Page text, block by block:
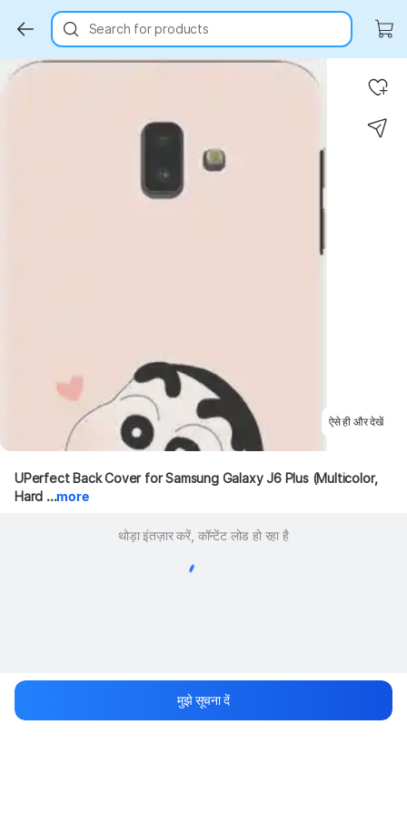
Search for products
Key Highlights
ऐसे ही और देखें
UPerfect Back Cover for Samsung Galaxy J6 Plus (Multicolor,
Hard ...more
थोड़ा इंतज़ार करें, कॉन्टेंट लोड हो रहा है
मुझे सूचना दें